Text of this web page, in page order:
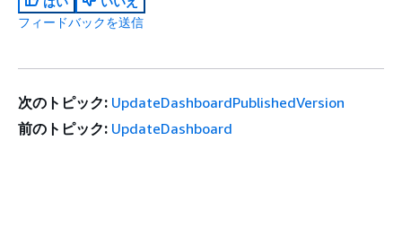
フィードバックを送信
次のトピック: UpdateDashboardPublishedVersion
前のトピック: UpdateDashboard